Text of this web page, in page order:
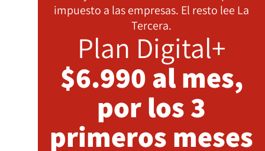
impuesto a las empresas. El resto lee La
Tercera.
Plan Digital+
$6.990 al mes,
por los 3
primeros meses